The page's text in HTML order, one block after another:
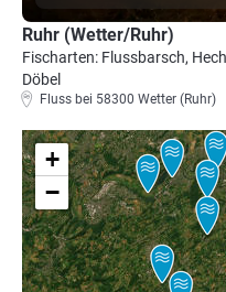
Ruhr (Wetter/Ruhr)
Fischarten: Flussbarsch,
Döbel
Fluss bei 58300 Wetter (Ruhr)
+
−